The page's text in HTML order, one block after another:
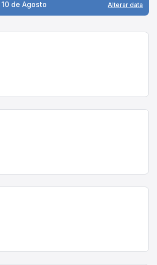
de Agosto Alterar data